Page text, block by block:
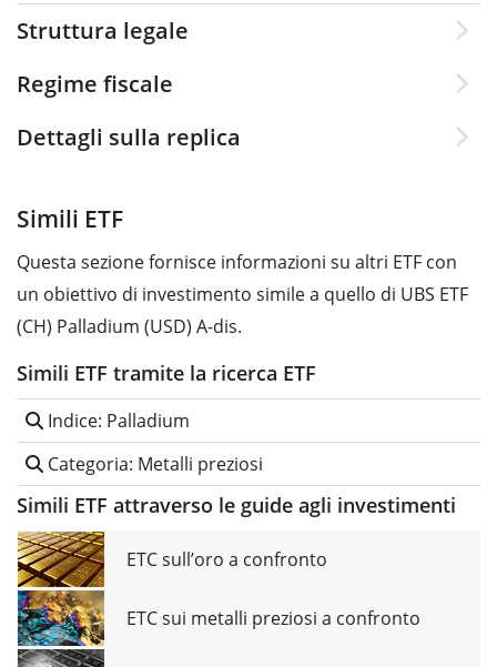
Struttura legale
Regime fiscale
Dettagli sulla replica
Simili ETF
Questa sezione fornisce informazioni su altri ETF con
un obiettivo di investimento simile a quello di UBS ETF
(CH) Palladium (USD) A-dis.
Simili ETF tramite la ricerca ETF
Indice: Palladium
Categoria: Metalli preziosi
Simili ETF attraverso le guide agli investimenti
ETC sull’oro a confronto
ETC sui metalli preziosi a confronto